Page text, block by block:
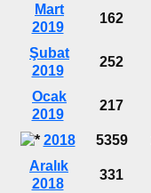
Mart
2019
162
Şubat
2019
252
Ocak
2019
217
2018 5359
Aralık
2018
331